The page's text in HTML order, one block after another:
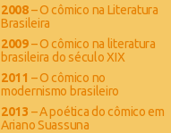
2008– O cômico na Literatura
Brasileira
2009– O cômico na literatura
brasileira do século XIX
2011 – O cômico no
modernismo brasileiro
2013 – A poética do cômico em
Ariano Suassuna